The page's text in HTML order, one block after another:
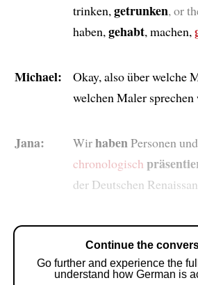
trinken,getrunken, or
haben,gehabt, machen,
Michael:
Okay, also über welche
welchen Maler
Jana: WirhabenPersonen
chronologisch
der Deutschen
Continue the
Go further and experience the
understand how German is